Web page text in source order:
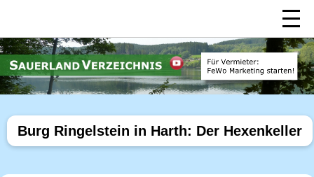
Burg Ringelstein in Harth: Der Hexenkeller